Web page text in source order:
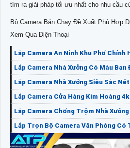
tìm ra giải pháp tối ưu nhất cho nhu cầu
Bộ Camera Bán Chạy Đề Xuất Phù Hợp
Xem Qua Điện Thoại
Lắp Camera An Ninh Khu Phố Chính
Lắp Camera Nhà Xưởng Có Màu Ban
Lắp Camera Nhà Xưởng Siêu Sắc
Lắp Camera Cửa Hàng Kim Hoàng 4k
Lắp Camera Chống Trộm Nhà
Lắp Trọn Bộ Camera Văn Phòng Có